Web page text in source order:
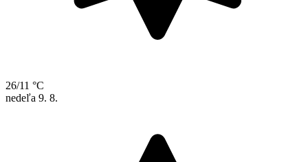
26/11 °C
nedeľa 9. 8.